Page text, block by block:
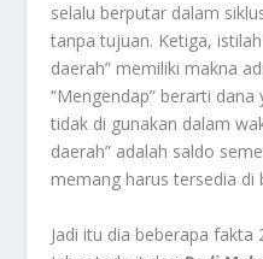
selalu berputar dalam
tanpa tujuan. Ketiga, istilah
daerah” memiliki makna
“Mengendap” berarti
tidak di gunakan dalam
daerah” adalah saldo
memang harus tersedia di
Jadi itu dia beberapa fakta